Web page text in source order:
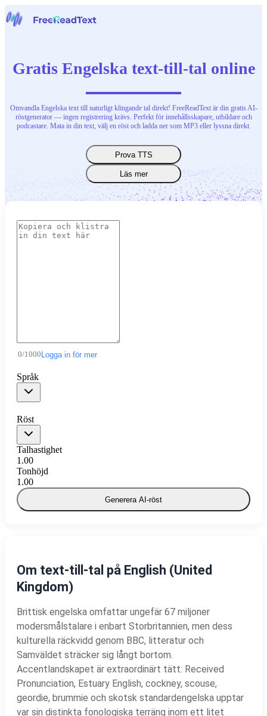
Verktyg
Kontakta oss
Gratis Engelska text-till-tal online
Omvandla Engelska text till naturligt klingande tal direkt! FreeReadText är din gratis AI-
röstgenerator — ingen registrering krävs. Perfekt för innehållsskapare, utbildare och
podcastare. Mata in din text, välj en röst och ladda ner som MP3 eller lyssna direkt.
Prova TTS
Läs mer
0/1000 Logga in för mer
Språk
Röst
Talhastighet
1.00
Tonhöjd
1.00
Generera AI-röst
Om text-till-tal på English (United
Kingdom)
Brittisk engelska omfattar ungefär 67 miljoner
modersmålstalare i enbart Storbritannien, men dess
kulturella räckvidd genom BBC, litteratur och
Samväldet sträcker sig långt bortom.
Accentlandskapet är extraordinärt tätt: Received
Pronunciation, Estuary English, cockney, scouse,
geordie, brummie och skotsk standardengelska upptar
var sin distinkta fonologiska terräng inom ett litet